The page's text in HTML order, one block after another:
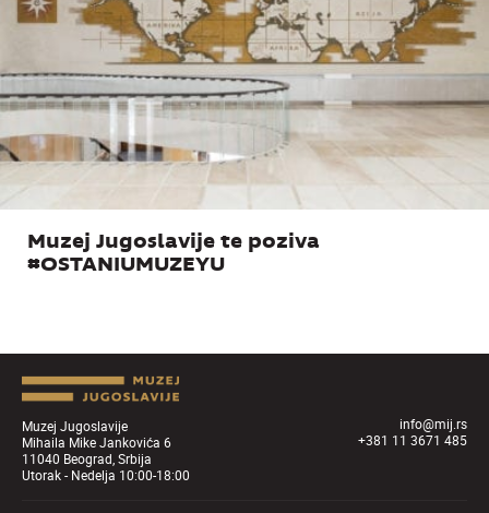
Muzej Jugoslavije te poziva
#OSTANIUMUZEYU
Muzej Jugoslavije
Mihaila Mike Jankovića 6
11040 Beograd, Srbija
Utorak - Nedelja 10:00-18:00
info@mij.rs
+381 11 3671 485